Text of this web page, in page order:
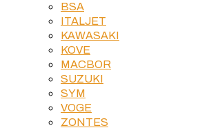
BSA
ITALJET
KAWASAKI
KOVE
MACBOR
SUZUKI
SYM
VOGE
ZONTES